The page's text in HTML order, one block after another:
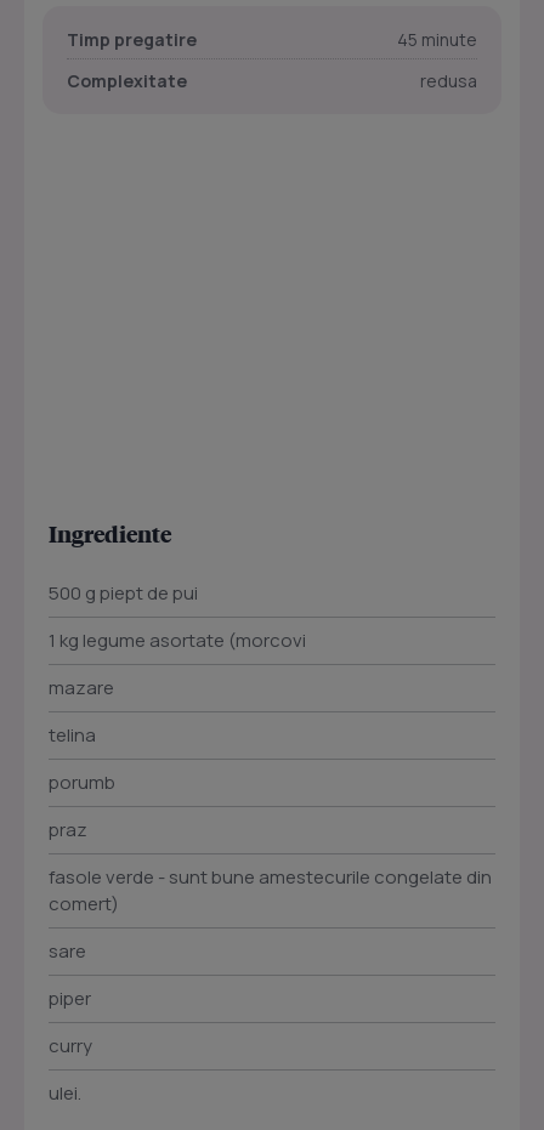
Timp pregatire
45 minute
Complexitate
redusa
Ingrediente
500 g piept de pui
1 kg legume asortate (morcovi
mazare
telina
porumb
praz
fasole verde - sunt bune amestecurile congelate din
comert)
sare
piper
curry
ulei.